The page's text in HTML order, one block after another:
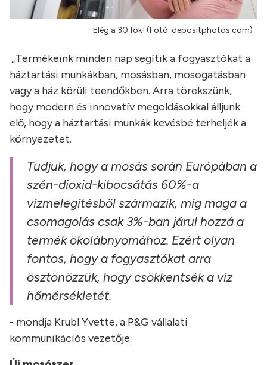
Elég a 30 fok! (Fotó: depositphotos.com)
„Termékeink minden nap segítik a fogyasztókat a
háztartási munkákban, mosásban, mosogatásban
vagy a ház körüli teendőkben. Arra törekszünk,
hogy modern és innovatív megoldásokkal álljunk
elő, hogy a háztartási munkák kevésbé terheljék a
környezetet.
Tudjuk, hogy a mosás során Európában a
szén-dioxid-kibocsátás 60%-a
vízmelegítésből származik, míg maga a
csomagolás csak 3%-ban járul hozzá a
termék ökolábnyomához. Ezért olyan
fontos, hogy a fogyasztókat arra
ösztönözzük, hogy csökkentsék a víz
hőmérsékletét.
- mondja Krubl Yvette, a P&G vállalati
kommunikációs vezetője.